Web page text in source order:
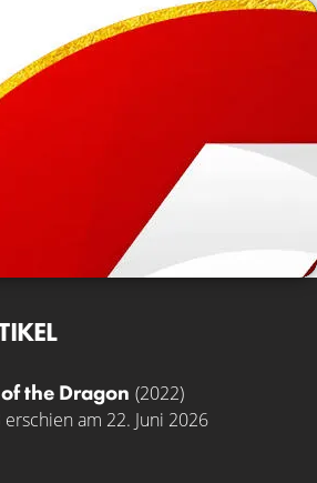
the Dragon (2022)
erschien am 22. Juni 2026